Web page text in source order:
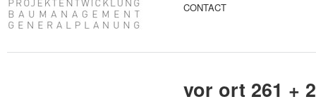
CONTACT
vor ort 261 +